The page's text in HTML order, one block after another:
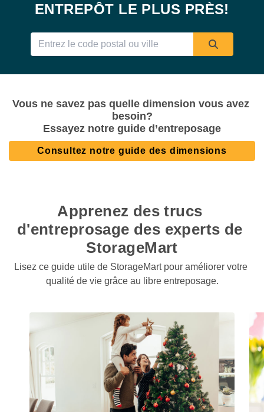
ENTREPÔT LE PLUS PRÈS!
Vous ne savez pas quelle dimension vous avez
besoin?
Essayez notre guide d’entreposage
Consultez notre guide des dimensions
Apprenez des trucs
d'entreprosage des experts de
StorageMart
Lisez ce guide utile de StorageMart pour améliorer votre
qualité de vie grâce au libre entreposage.